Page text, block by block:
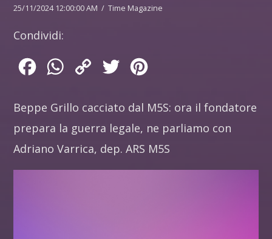
25/11/2024 12:00:00 AM / Time Magazine
Condividi:
FacebookWhatsApp
Copy
Twitter
Beppe Grillo cacciato dal M5S: ora il fondatore
prepara la guerra legale, ne parliamo con
Adriano Varrica, dep. ARS M5S